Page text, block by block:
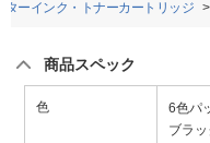
ターインク・トナーカートリッジ
商品スペック
色
6色パ
ブラ